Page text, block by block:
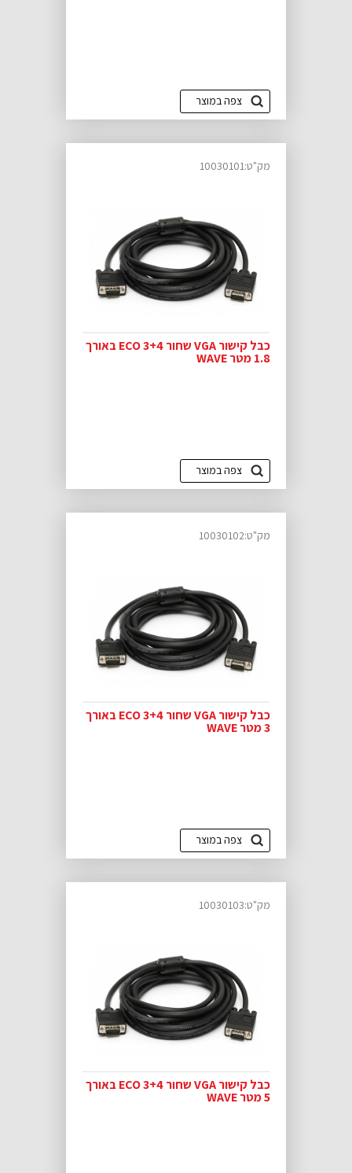
צפה במוצר
כבל קישור VGA שחור ECO 3+4 באורך
1.8 מטר WAVE
צפה במוצר
מק"ט:10030101
כבל קישור VGA שחור ECO 3+4 באורך
3 מטר WAVE
צפה במוצר
מק"ט:10030102
כבל קישור VGA שחור ECO 3+4 באורך
5 מטר WAVE
מק"ט:10030103